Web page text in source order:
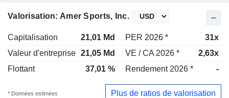
Valorisation: Amer Sports, Inc.
Capitalisation 21,01 Md PER 2026 *
31x
Valeur d'entreprise 21,05 Md VE / CA 2026 *
2,63x
Flottant
37,01 % Rendement 2026 * -
* Données estimées Plus de ratios de valorisation